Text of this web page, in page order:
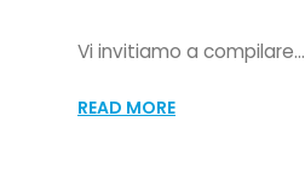
Vi invitiamo a compilare...
READ MORE